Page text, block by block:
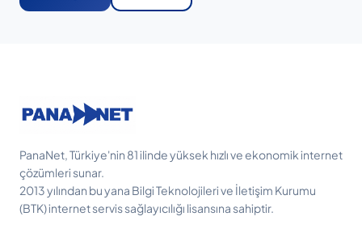
PanaNet, Türkiye'nin 81 ilinde yüksek hızlı ve ekonomik internet
çözümleri sunar.
2013 yılından bu yana Bilgi Teknolojileri ve İletişim Kurumu
(BTK) internet servis sağlayıcılığı lisansına sahiptir.